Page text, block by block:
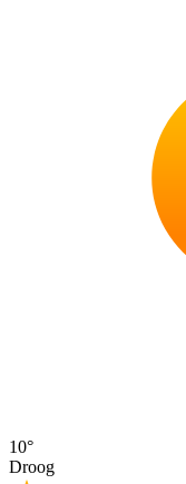
10°
Droog